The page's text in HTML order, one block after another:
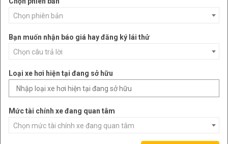
Chọn phiên bản
Bạn muốn nhận báo giá hay đăng ký lái thử
Chọn câu trả lời
Loại xe hơi hiện tại đang sở hữu
Mức tài chính xe đang quan tâm
Chọn mức tài chính xe đang quan tâm